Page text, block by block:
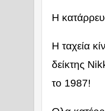
Η
Η ταχεία
δείκτης
το 1987!